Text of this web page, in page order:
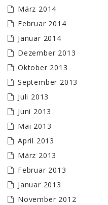
März 2014
Februar 2014
Januar 2014
Dezember 2013
Oktober 2013
September 2013
Juli 2013
Juni 2013
Mai 2013
April 2013
März 2013
Februar 2013
Januar 2013
November 2012